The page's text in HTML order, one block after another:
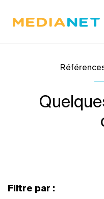
Filtre par :